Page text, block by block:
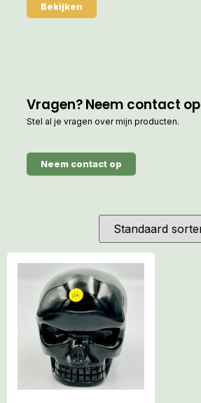
Bekijken
Vragen? Neem contact op
Stel al je vragen over mijn producten.
Neem contact op